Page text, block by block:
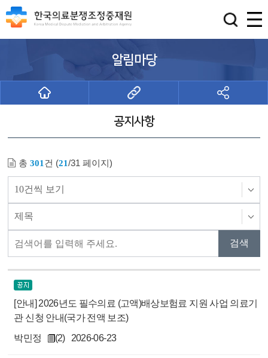
알림마당
공지사항
총301 건 (21/31 페이지)
[안내] 2026년도 필수의료 (고액)배상보험료 지원 사업 의료기
관 신청 안내(국가 전액 보조)
박민정
(2) 2026-06-23